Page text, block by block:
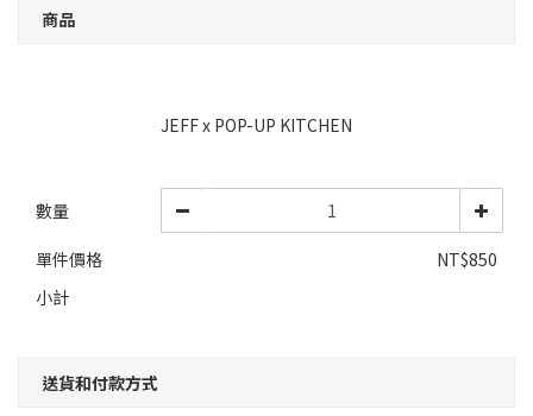
商品
JEFF x POP-UP KITCHEN
數量
單件價格
NT$850
小計
送貨和付款方式